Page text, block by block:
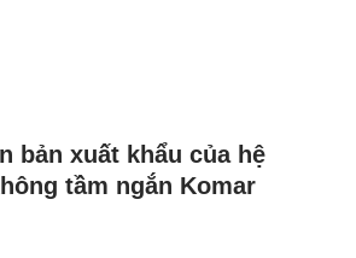
bản xuất khẩu của hệ
tầm ngắn Komar